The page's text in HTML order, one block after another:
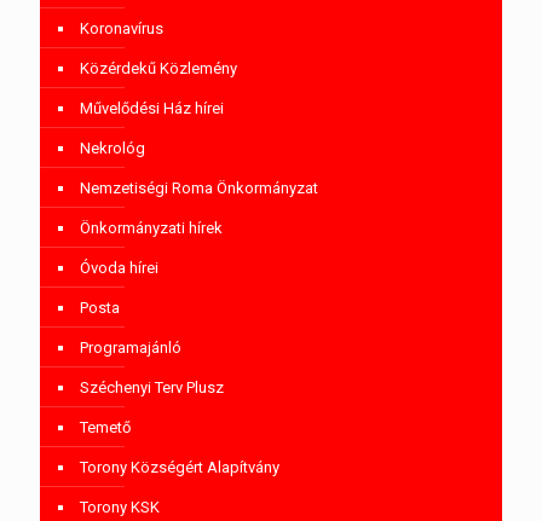
Koronavírus
Közérdekű Közlemény
Művelődési Ház hírei
Nekrológ
Nemzetiségi Roma Önkormányzat
Önkormányzati hírek
Óvoda hírei
Posta
Programajánló
Széchenyi Terv Plusz
Temető
Torony Községért Alapítvány
Torony KSK